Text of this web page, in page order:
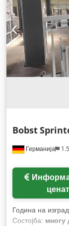
Германија
Bobst
Година на
Состојба: многу